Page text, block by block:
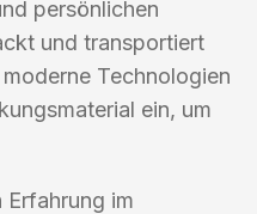
persönlichen
und transportiert
Technologien
ein, um
Erfahrung im